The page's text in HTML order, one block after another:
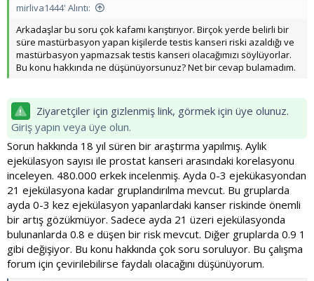
mirliva1444' Alıntı:
Arkadaşlar bu soru çok kafamı karıştırıyor. Birçok yerde belirli bir
süre mastürbasyon yapan kişilerde testis kanseri riski azaldığı ve
mastürbasyon yapmazsak testis kanseri olacağımızı söylüyorlar.
Bu konu hakkında ne düşünüyorsunuz? Net bir cevap bulamadım.
Ziyaretçiler için gizlenmiş link, görmek için üye olunuz.
Giriş yapın veya üye olun.
Sorun hakkında 18 yıl süren bir araştırma yapılmış. Aylık
ejekülasyon sayısı ile prostat kanseri arasındaki korelasyonu
inceleyen. 480.000 erkek incelenmiş. Ayda 0-3 ejekükasyondan
21 ejekülasyona kadar gruplandırılma mevcut. Bu gruplarda
ayda 0-3 kez ejekülasyon yapanlardaki kanser riskinde önemli
bir artış gözükmüyor. Sadece ayda 21 üzeri ejekülasyonda
bulunanlarda 0.8 e düşen bir risk mevcut. Diğer gruplarda 0.9 1
gibi değişiyor. Bu konu hakkında çok soru soruluyor. Bu çalışma
forum için çevirilebilirse faydalı olacağını düşünüyorum.